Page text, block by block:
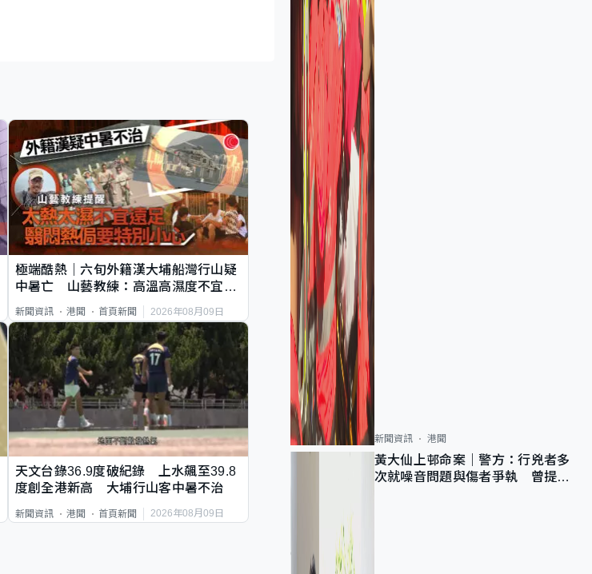
極端酷熱｜六旬外籍漢大埔船灣行山疑
中暑亡 山藝教練：高溫高濕度不宜遠
新聞資訊 港聞 首頁新聞 2026年08月09日
天文台錄36.9度破紀錄 上水飆至39.8
度創全港新高 大埔行山客中暑不治
新聞資訊 港聞 首頁新聞 2026年08月09日
新聞資訊 港聞
黃大仙上邨命案｜警方：行兇者多
次就噪音問題與傷者爭執 曾提出